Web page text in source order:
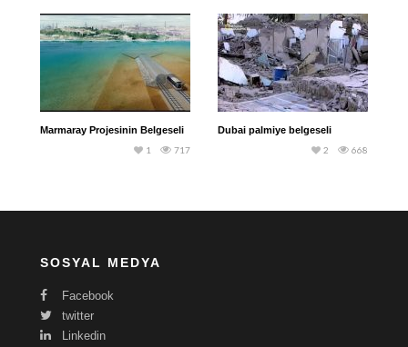
Marmaray Projesinin Belgeseli
717
1
Dubai palmiye belgeseli
668
2
SOSYAL MEDYA
Facebook
twitter
Linkedin